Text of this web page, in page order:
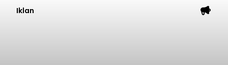
Iklan